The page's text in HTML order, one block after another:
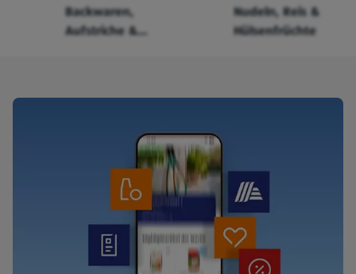
Backwaren,
Aufstriche &
Nudeln, Reis &
Hülsenfrüchte